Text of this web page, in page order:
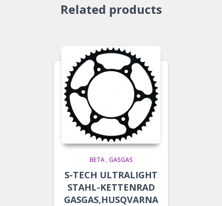
Related products
BETA, GASGAS
S-TECH ULTRALIGHT
STAHL-KETTENRAD
GASGAS,HUSQVARNA